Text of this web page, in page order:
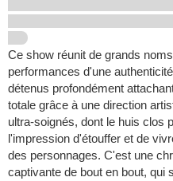
Ce show réunit de grands
performances d'une
détenus profondément
totale grâce à une direction
ultra-soignés, dont le huis clos
l'impression d'étouffer et de
des personnages. C'est une
captivante de bout en bout, qui